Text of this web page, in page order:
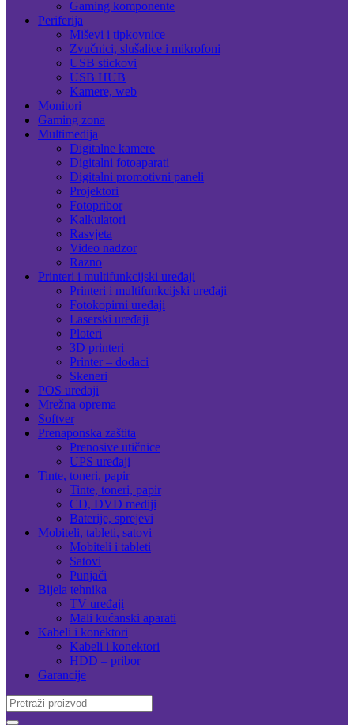
Gaming komponente
Periferija
Miševi i tipkovnice
Zvučnici, slušalice i mikrofoni
USB stickovi
USB HUB
Kamere, web
Monitori
Gaming zona
Multimedija
Digitalne kamere
Digitalni fotoaparati
Digitalni promotivni paneli
Projektori
Fotopribor
Kalkulatori
Rasvjeta
Video nadzor
Razno
Printeri i multifunkcijski uređaji
Printeri i multifunkcijski uređaji
Fotokopirni uređaji
Laserski uređaji
Ploteri
3D printeri
Printer – dodaci
Skeneri
POS uređaji
Mrežna oprema
Softver
Prenaponska zaštita
Prenosive utičnice
UPS uređaji
Tinte, toneri, papir
Tinte, toneri, papir
CD, DVD mediji
Baterije, sprejevi
Mobiteli, tableti, satovi
Mobiteli i tableti
Satovi
Punjači
Bijela tehnika
TV uređaji
Mali kućanski aparati
Kabeli i konektori
Kabeli i konektori
HDD – pribor
Garancije
Search
for: